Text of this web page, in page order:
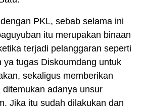
PKL, sebab selama ini
itu merupakan binaan
terjadi pelanggaran seperti
ya tugas Diskoumdang untuk
sekaligus memberikan
adanya unsur
Jika itu sudah dilakukan dan